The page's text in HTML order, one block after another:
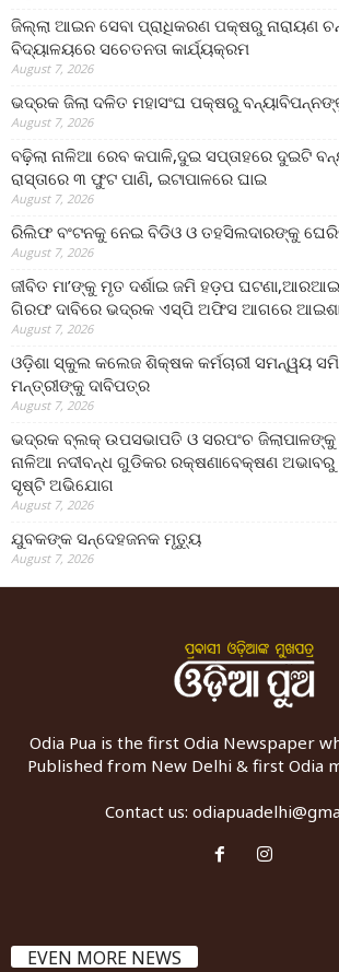
ଜିଲ୍ଲା ଆଇନ ସେବା ପ୍ରାଧିକରଣ ପକ୍ଷରୁ ନାରାୟଣ
ବିଦ୍ୟାଳୟରେ ସଚେତନତା କାର୍ଯ୍ୟକ୍ରମ
August 7, 2026
ଭଦ୍ରକ ଜିଲା ଦଳିତ ମହାସଂଘ ପକ୍ଷରୁ
August 7, 2026
ବଢ଼ିଲା ନାଳିଆ ରେବ କପାଳି,ଦୁଇ ସପ୍ତାହରେ ଦୁଇଟି
ରାସ୍ତାରେ ୩ ଫୁଟ ପାଣି, ଇଟାପାଳରେ ଘାଇ
August 7, 2026
ରିଲିଫ ବଂଟନକୁ ନେଇ ବିଡିଓ ଓ ତହସିଲଦାରଙ୍କୁ
August 7, 2026
ଜୀବିତ ମା’ଙ୍କୁ ମୃତ ଦର୍ଶାଇ ଜମି ହଡ଼ପ
ଗିରଫ ଦାବିରେ ଭଦ୍ରକ ଏସ୍‌ପି ଅଫିସ ଆଗରେ
August 7, 2026
ଓଡ଼ିଶା ସ୍କୁଲ କଲେଜ ଶିକ୍ଷକ କର୍ମଚାରୀ ସମନ୍ୱୟ
ମନ୍ତ୍ରୀଙ୍କୁ ଦାବିପତ୍ର
August 7, 2026
ଭଦ୍ରକ ବ୍ଲକ୍ ଉପସଭାପତି ଓ ସରପଂଚ ଜିଲାପାଳଙ୍କୁ
ନାଳିଆ ନଦୀବନ୍ଧ ଗୁଡିକର ରକ୍ଷଣାବେକ୍ଷଣ
ସୃଷ୍ଟି ଅଭିଯୋଗ
August 7, 2026
ଯୁବକଙ୍କ ସନ୍ଦେହଜନକ ମୃତ୍ୟୁ
August 7, 2026
Odia Pua is the first Odia Newspaper
Published from New Delhi & first Odia
Contact us:
EVEN MORE NEWS